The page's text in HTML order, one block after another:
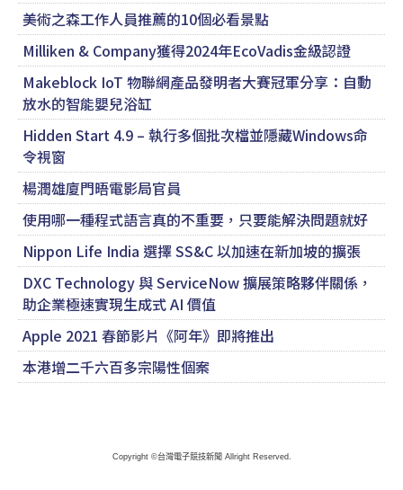
美術之森工作人員推薦的10個必看景點
Milliken & Company獲得2024年EcoVadis金級認證
Makeblock IoT 物聯網產品發明者大賽冠軍分享：自動
放水的智能嬰兒浴缸
Hidden Start 4.9 – 執行多個批次檔並隱藏Windows命
令視窗
楊潤雄廈門晤電影局官員
使用哪一種程式語言真的不重要，只要能解決問題就好
Nippon Life India 選擇 SS&C 以加速在新加坡的擴張
DXC Technology 與 ServiceNow 擴展策略夥伴關係，
助企業極速實現生成式 AI 價值
Apple 2021 春節影片《阿年》即將推出
本港增二千六百多宗陽性個案
Copyright ©台灣電子競技新聞 Allright Reserved.